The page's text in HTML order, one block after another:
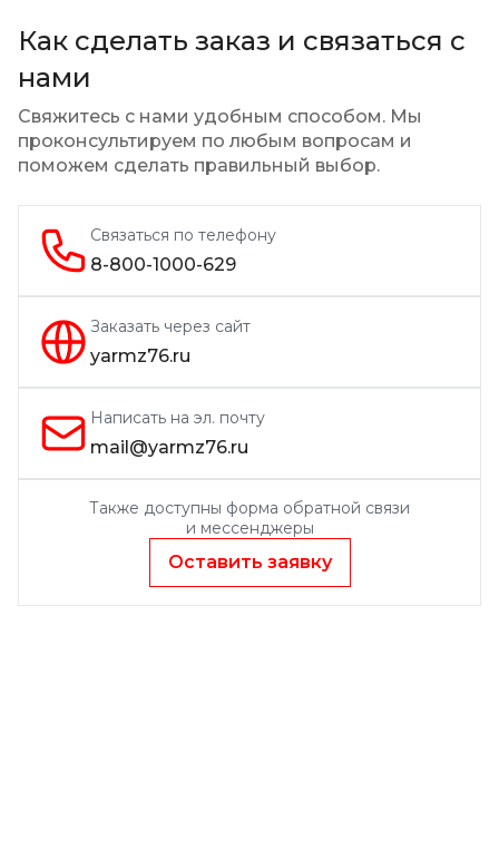
Как сделать заказ и связаться с
нами
Свяжитесь с нами удобным способом. Мы
проконсультируем по любым вопросам и
поможем сделать правильный выбор.
Связаться по телефону
8-800-1000-629
Заказать через сайт
yarmz76.ru
Написать на эл. почту
mail@yarmz76.ru
Также доступны форма обратной связи
и мессенджеры
Оставить заявку